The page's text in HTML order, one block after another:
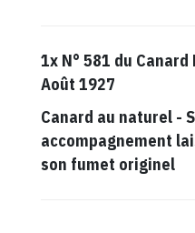
1x N° 581 du
Août 1927
Canard au naturel-
accompagnement
son fumet originel